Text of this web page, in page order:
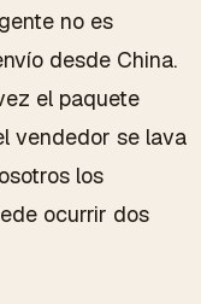
no es
desde China.
el paquete
vendedor se lava
los
ocurrir dos